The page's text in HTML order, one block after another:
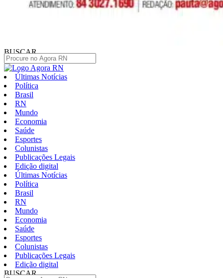
BUSCAR
Últimas Notícias
Política
Brasil
RN
Mundo
Economia
Saúde
Esportes
Colunistas
Publicações Legais
Edição digital
Últimas Notícias
Política
Brasil
RN
Mundo
Economia
Saúde
Esportes
Colunistas
Publicações Legais
Edição digital
BUSCAR